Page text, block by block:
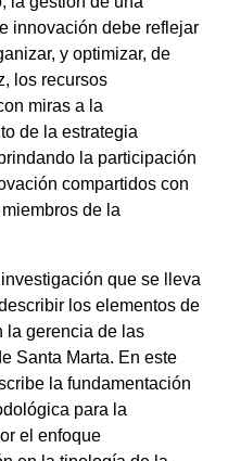
innovación debe reflejar
y optimizar, de
los recursos
miras a la
de la estrategia
la participación
compartidos con
de la
que se lleva
los elementos de
la gerencia de las
Santa Marta. En este
la fundamentación
para la
el enfoque